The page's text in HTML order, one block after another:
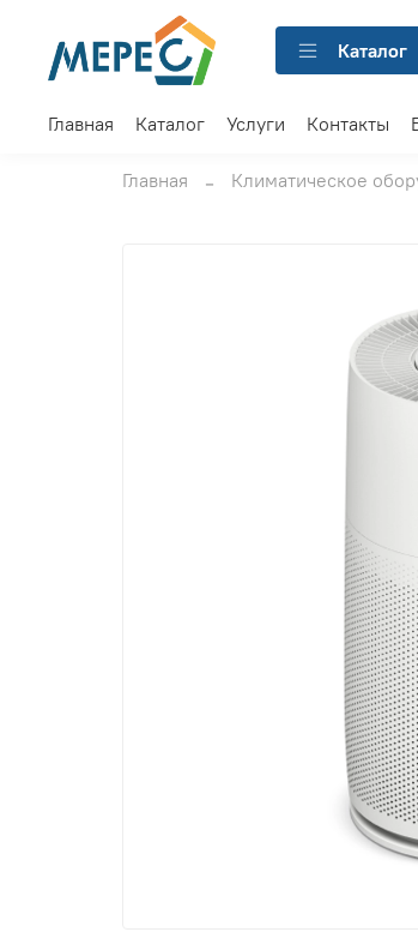
Каталог
Главная Каталог Услуги Контакты
Главная Климатическое